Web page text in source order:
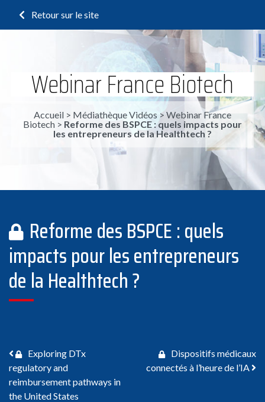
Retour sur le site
Webinar France Biotech
Accueil > Médiathèque Vidéos > Webinar France
Biotech > Reforme des BSPCE : quels impacts pour
les entrepreneurs de la Healthtech ?
Reforme des BSPCE : quels
impacts pour les entrepreneurs
de la Healthtech ?
Navigation des articles
Exploring DTx
regulatory and
reimbursement pathways in
the United States
Dispositifs médicaux
connectés à l’heure de l’IA